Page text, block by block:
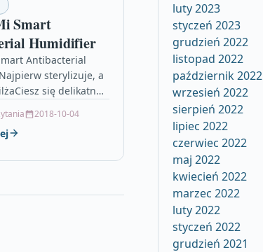
Smart
Humidifier
Antibacterial
sterylizuje, a
się delikatną
posiada zbiornik
2018-10-04
luty 2023
styczeń 2023
grudzień 2022
listopad 2022
październik 2022
wrzesień 2022
sierpień 2022
lipiec 2022
czerwiec 2022
maj 2022
kwiecień 2022
marzec 2022
luty 2022
styczeń 2022
grudzień 2021